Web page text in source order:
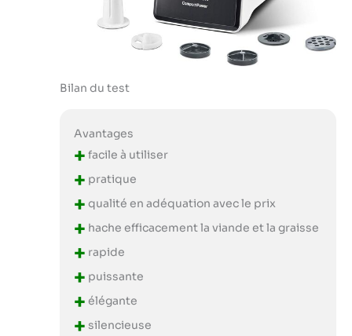
Bilan du test
Avantages
+ facile à utiliser
+ pratique
+ qualité en adéquation avec le prix
+ hache efficacement la viande et la graisse
+ rapide
+ puissante
+ élégante
+ silencieuse